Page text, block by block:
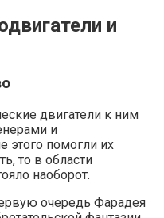
и
двигатели к ним
и
этого помогли их
то в области
наоборот.
очередь Фарадея